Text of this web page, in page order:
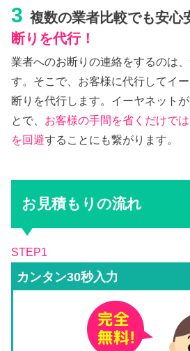
3 複数の業者比較でも安心
断りを代行！
業者へのお断りの連絡をするのは
す。そこで、お客様に代行してイ
断りを代行します。イーヤネット
とで、 お客様の手間を省くだけで
を回避することにも繋がります。
お見積もりの流れ
STEP1
カンタン30秒入力